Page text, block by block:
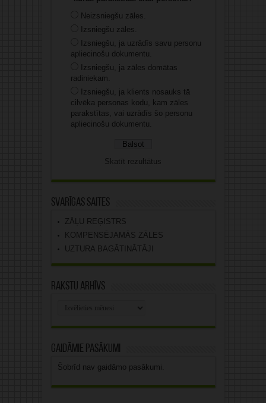
Neizsniegšu zāles.
Izsniegšu zāles.
Izsniegšu, ja uzrādīs savu personu
apliecinošu dokumentu.
Izsniegšu, ja zāles domātas
radiniekam.
Izsniegšu, ja klients nosauks tā
cilvēka personas kodu, kam zāles
parakstītas, vai uzrādīs šo personu
apliecinošu dokumentu.
Skatīt rezultātus
Svarīgas saites
ZĀĻU REĢISTRS
KOMPENSĒJAMĀS ZĀLES
UZTURA BAGĀTINĀTĀJI
Rakstu arhīvs
Gaidāmie pasākumi
Šobrīd nav gaidāmo pasākumi.